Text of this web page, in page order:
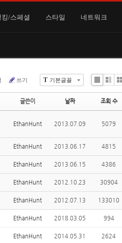
킹/스페셜 스타일 네트워크
T 기본글꼴
쓰기
Li
Zi
n
G
글쓴이 날짜 조회 수
EthanHunt 2013.07.09 5079
EthanHunt 2013.06.17 4815
EthanHunt 2013.06.15 4386
EthanHunt 2012.10.23 30904
EthanHunt 2012.07.13 133010
EthanHunt 2018.03.05 994
EthanHunt 2014.05.31 2624